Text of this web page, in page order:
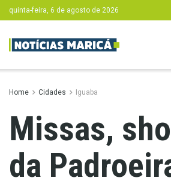
quinta-feira, 6 de agosto de 2026
Home Cidades Iguaba
Missas,
da